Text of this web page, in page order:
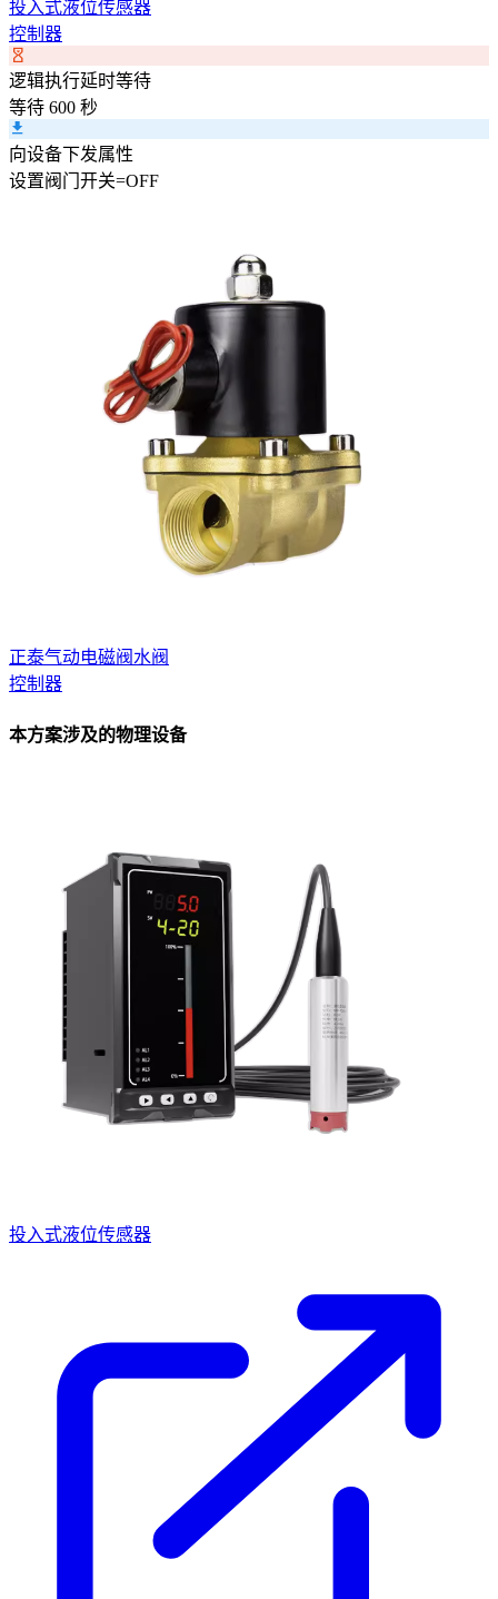
投入式液位传感器
控制器
逻辑执行延时等待
等待 600 秒
向设备下发属性
设置阀门开关=OFF
正泰气动电磁阀水阀
控制器
本方案涉及的物理设备
投入式液位传感器